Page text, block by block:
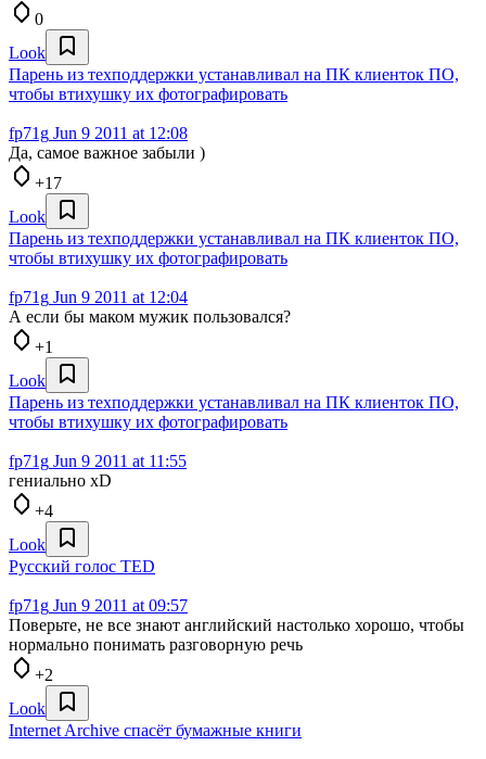
0
Look
Парень из техподдержки устанавливал на ПК клиенток ПО,
чтобы втихушку их фотографировать
fp71g Jun 9 2011 at 12:08
Да, самое важное забыли )
+17
Look
Парень из техподдержки устанавливал на ПК клиенток ПО,
чтобы втихушку их фотографировать
fp71g Jun 9 2011 at 12:04
А если бы маком мужик пользовался?
+1
Look
Парень из техподдержки устанавливал на ПК клиенток ПО,
чтобы втихушку их фотографировать
fp71g Jun 9 2011 at 11:55
гениально xD
+4
Look
Русский голос TED
fp71g Jun 9 2011 at 09:57
Поверьте, не все знают английский настолько хорошо, чтобы
нормально понимать разговорную речь
+2
Look
Internet Archive спасёт бумажные книги